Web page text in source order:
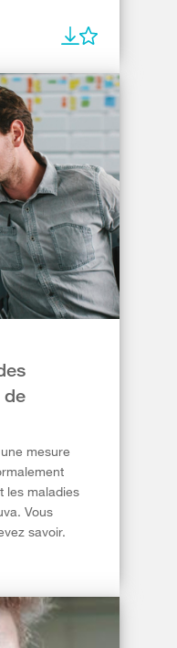
de
mesure
les maladies
Vous
savoir.